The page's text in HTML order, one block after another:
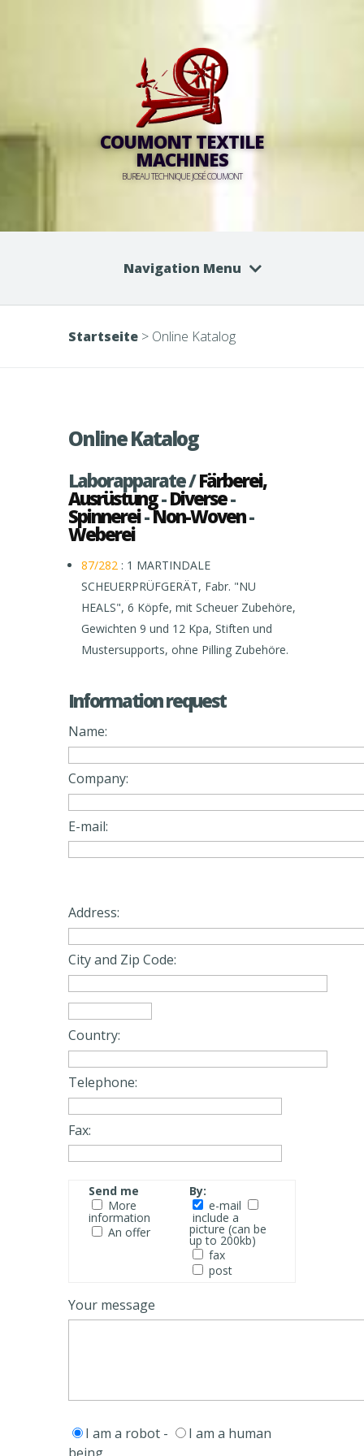
COUMONT TEXTILE
MACHINES
BUREAU TECHNIQUE JOSÉ COUMONT
Navigation Menu
Startseite > Online Katalog
Online Katalog
Laborapparate /Färberei,
Ausrüstung-Diverse-
Spinnerei-Non-Woven-
Weberei
87/282 : 1 MARTINDALE
SCHEUERPRÜFGERÄT, Fabr. "NU
HEALS", 6 Köpfe, mit Scheuer Zubehöre,
Gewichten 9 und 12 Kpa, Stiften und
Mustersupports, ohne Pilling Zubehöre.
Information request
Name:
Company:
E-mail:
Address:
City and Zip Code:
Country:
Telephone:
Fax:
Send me
More
information
An offer
By:
e-mail
include a
picture (can be
up to 200kb)
fax
post
Your message
I am a robot -
I am a human